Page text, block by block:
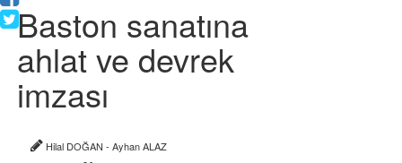
Baston sanatına
ahlat ve devrek
imzası
Hilal DOĞAN - Ayhan ALAZ